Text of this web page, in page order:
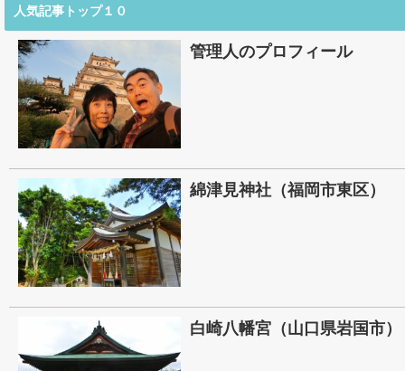
人気記事トップ１０
管理人のプロフィール
綿津見神社（福岡市東区）
白崎八幡宮（山口県岩国市）